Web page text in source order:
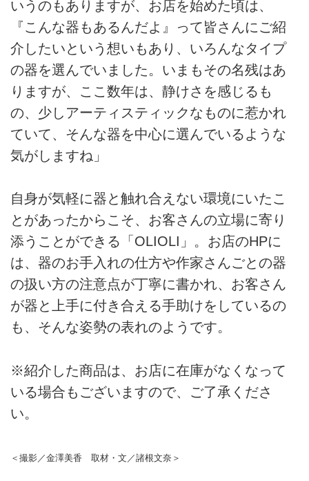
いうのもありますが、お店を始めた頃は、
『こんな器もあるんだよ』って皆さんにご紹
介したいという想いもあり、いろんなタイプ
の器を選んでいました。いまもその名残はあ
りますが、ここ数年は、静けさを感じるも
の、少しアーティスティックなものに惹かれ
ていて、そんな器を中心に選んでいるような
気がしますね」
自身が気軽に器と触れ合えない環境にいたこ
とがあったからこそ、お客さんの立場に寄り
添うことができる「OLIOLI」。お店のHPに
は、器のお手入れの仕方や作家さんごとの器
の扱い方の注意点が丁寧に書かれ、お客さん
が器と上手に付き合える手助けをしているの
も、そんな姿勢の表れのようです。
※紹介した商品は、お店に在庫がなくなって
いる場合もございますので、ご了承くださ
い。
＜撮影／金澤美香 取材・文／諸根文奈＞